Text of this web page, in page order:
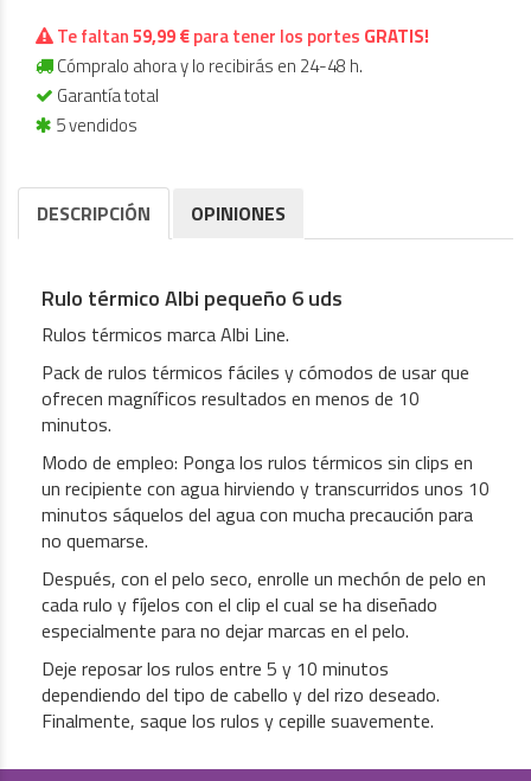
Te faltan59,99 €para tener los portes GRATIS!
Cómpralo ahora y lo recibirás en 24-48 h.
Garantía total
5 vendidos
DESCRIPCIÓN OPINIONES
Rulo térmico Albi pequeño 6 uds
Rulos térmicos marca Albi Line.
Pack de rulos térmicos fáciles y cómodos de usar que
ofrecen magníficos resultados en menos de 10
minutos.
Modo de empleo: Ponga los rulos térmicos sin clips en
un recipiente con agua hirviendo y transcurridos unos 10
minutos sáquelos del agua con mucha precaución para
no quemarse.
Después, con el pelo seco, enrolle un mechón de pelo en
cada rulo y fíjelos con el clip el cual se ha diseñado
especialmente para no dejar marcas en el pelo.
Deje reposar los rulos entre 5 y 10 minutos
dependiendo del tipo de cabello y del rizo deseado.
Finalmente, saque los rulos y cepille suavemente.